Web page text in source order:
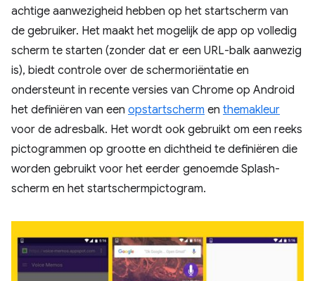
achtige aanwezigheid hebben op het startscherm van
de gebruiker. Het maakt het mogelijk de app op volledig
scherm te starten (zonder dat er een URL-balk aanwezig
is), biedt controle over de schermoriëntatie en
ondersteunt in recente versies van Chrome op Android
het definiëren van een opstartscherm en themakleur
voor de adresbalk. Het wordt ook gebruikt om een ​​reeks
pictogrammen op grootte en dichtheid te definiëren die
worden gebruikt voor het eerder genoemde Splash-
scherm en het startschermpictogram.